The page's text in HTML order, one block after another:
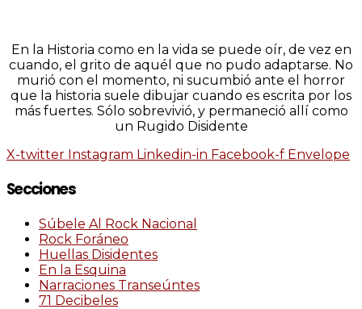
En la Historia como en la vida se puede oír, de vez en
cuando, el grito de aquél que no pudo adaptarse. No
murió con el momento, ni sucumbió ante el horror
que la historia suele dibujar cuando es escrita por los
más fuertes. Sólo sobrevivió, y permaneció allí como
un Rugido Disidente
X-twitter Instagram Linkedin-in Facebook-f Envelope
Secciones
Súbele Al Rock Nacional
Rock Foráneo
Huellas Disidentes
En la Esquina
Narraciones Transeúntes
71 Decibeles